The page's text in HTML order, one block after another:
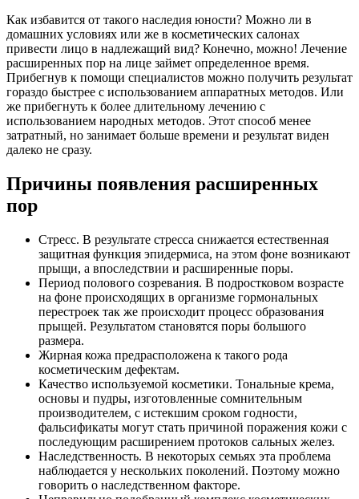
Как избавится от такого наследия юности? Можно ли в
домашних условиях или же в косметических салонах
привести лицо в надлежащий вид? Конечно, можно! Лечение
расширенных пор на лице займет определенное время.
Прибегнув к помощи специалистов можно получить результат
гораздо быстрее с использованием аппаратных методов. Или
же прибегнуть к более длительному лечению с
использованием народных методов. Этот способ менее
затратный, но занимает больше времени и результат виден
далеко не сразу.
Причины появления расширенных
пор
Стресс. В результате стресса снижается естественная
защитная функция эпидермиса, на этом фоне возникают
прыщи, а впоследствии и расширенные поры.
Период полового созревания. В подростковом возрасте
на фоне происходящих в организме гормональных
перестроек так же происходит процесс образования
прыщей. Результатом становятся поры большого
размера.
Жирная кожа предрасположена к такого рода
косметическим дефектам.
Качество используемой косметики. Тональные крема,
основы и пудры, изготовленные сомнительным
производителем, с истекшим сроком годности,
фальсификаты могут стать причиной поражения кожи с
последующим расширением протоков сальных желез.
Наследственность. В некоторых семьях эта проблема
наблюдается у нескольких поколений. Поэтому можно
говорить о наследственном факторе.